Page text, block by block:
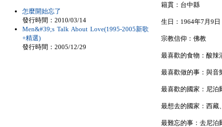
籍貫：台中縣
生日：1964年7月9日
宗教信仰：佛教
最喜歡的食物：酸辣
最喜歡做的事：與音
最喜歡的國家：尼泊
最想去的國家：西藏
最難忘的事：去尼泊
怎麼開始忘了
發行時間：2010/03/14
Men&#39;s Talk About Love(1995-2005新歌
+精選)
發行時間：2005/12/29